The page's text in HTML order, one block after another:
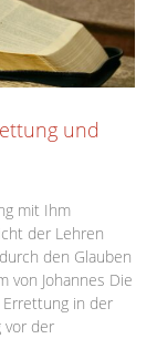
und
mit Ihm
der Lehren
den Glauben
von Johannes Die
Errettung in der
vor der